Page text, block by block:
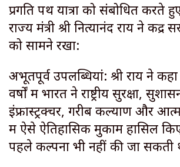
प्रगति पथ यात्रा को संबोधित करते
राज्य मंत्री श्री नित्यानंद राय ने
को सामने रखा:
अभूतपूर्व उपलब्धियां: श्री राय ने
वर्षों में भारत ने राष्ट्रीय सुरक्षा,
इंफ्रास्ट्रक्चर, गरीब कल्याण और
में ऐसे ऐतिहासिक मुकाम हासिल
पहले कल्पना भी नहीं की जा सकती